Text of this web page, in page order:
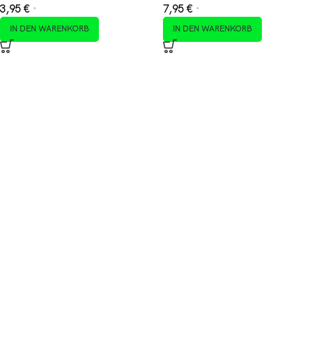
3,95 € *
IN DEN WARENKORB
7,95 € *
IN DEN WARENKORB